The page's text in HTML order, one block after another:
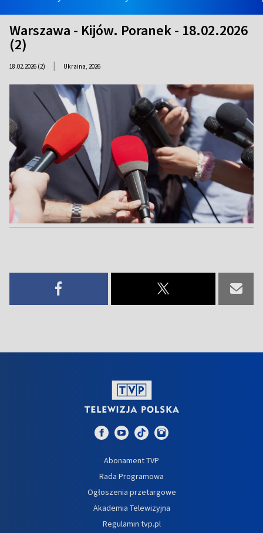
Warszawa - Kijów. Poranek - 18.02.2026
(2)
18.02.2026 (2) | Ukraina, 2026
Abonament TVP
Rada Programowa
Ogłoszenia przetargowe
Akademia Telewizyjna
Regulamin tvp.pl